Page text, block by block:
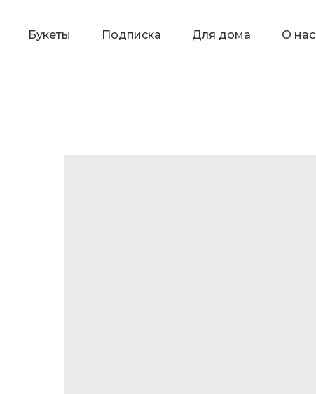
Букеты Подписка Для дома О нас